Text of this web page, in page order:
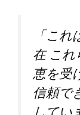
「こ
在これ
恵を受
信頼で